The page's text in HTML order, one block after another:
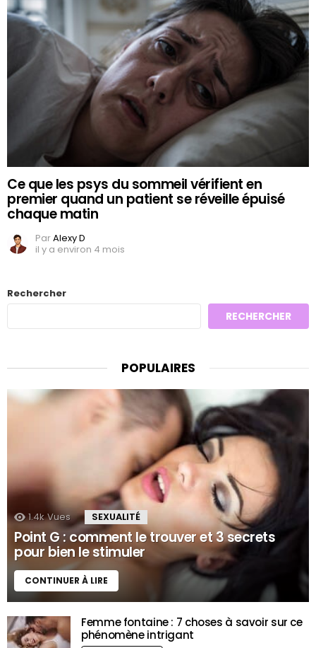
Ce que les psys du sommeil vérifient en
premier quand un patient se réveille épuisé
chaque matin
ParAlexy D
il y a environ 4 mois
Rechercher
RECHERCHER
POPULAIRES
1.4k Vues SEXUALITÉ
Point G : comment le trouver et 3 secrets
pour bien le stimuler
CONTINUER À LIRE
Femme fontaine : 7 choses à savoir sur ce
phénomène intrigant